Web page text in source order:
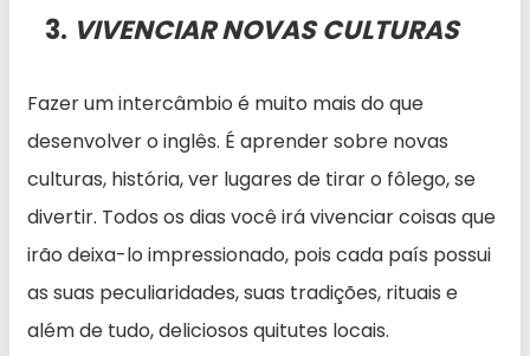
3. VIVENCIAR NOVAS CULTURAS
Fazer um intercâmbio é muito mais do que
desenvolver o inglês. É aprender sobre novas
culturas, história, ver lugares de tirar o fôlego, se
divertir. Todos os dias você irá vivenciar coisas que
irão deixa-lo impressionado, pois cada país possui
as suas peculiaridades, suas tradições, rituais e
além de tudo, deliciosos quitutes locais.